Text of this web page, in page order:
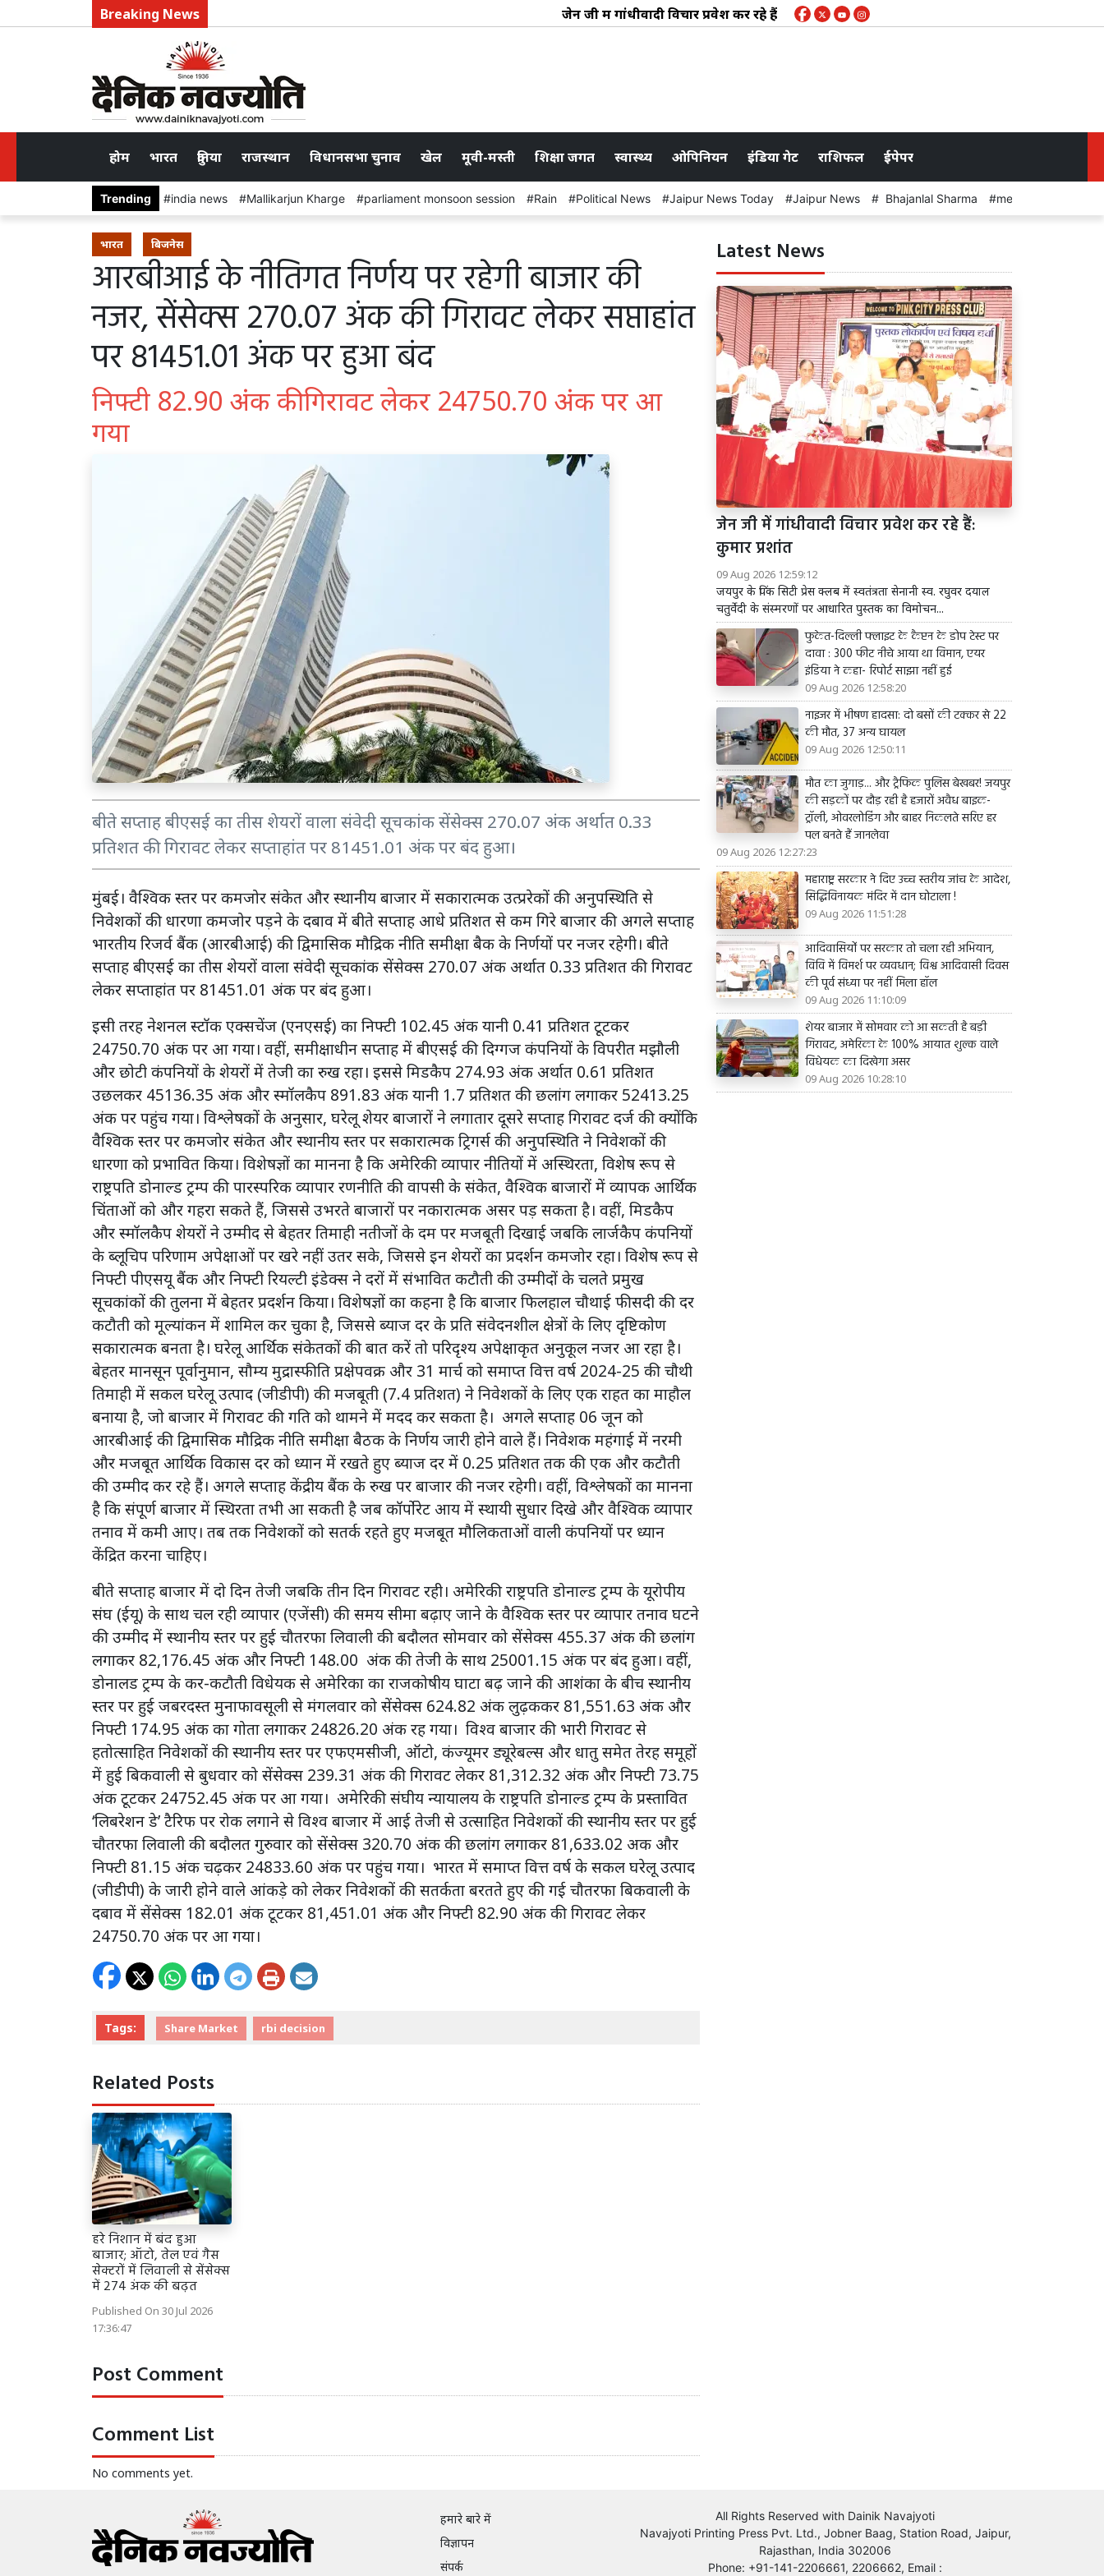
Breaking News जेन जी में गांधीवादी विचार प्रवेश कर रहे हैं: कुमार प्रशांत मौत का जुगाड़... और ट्रैफिक पुलिस बेखबर!
होम भारत दुनिया राजस्थान विधानसभा चुनाव खेल मूवी-मस्ती शिक्षा जगत स्वास्थ्य ओपिनियन इंडिया गेट राशिफल ईपेपर
Trending india news Mallikarjun Kharge parliament monsoon session Rain Political News Jaipur News Today Jaipur News Bhajanlal Sharma meeting
भारत बिजनेस
आरबीआई के नीतिगत निर्णय पर रहेगी बाजार की
नजर, सेंसेक्स 270.07 अंक की गिरावट लेकर सप्ताहांत
पर 81451.01 अंक पर हुआ बंद
निफ्टी 82.90 अंक की गिरावट लेकर 24750.70 अंक पर आ
गया
बीते सप्ताह बीएसई का तीस शेयरों वाला संवेदी सूचकांक सेंसेक्स 270.07 अंक अर्थात 0.33
प्रतिशत की गिरावट लेकर सप्ताहांत पर 81451.01 अंक पर बंद हुआ।
मुंबई। वैश्विक स्तर पर कमजोर संकेत और स्थानीय बाजार में सकारात्मक उत्प्ररेकों की अनुपस्थिति से
निवेशकों की धारणा कमजोर पड़ने के दबाव में बीते सप्ताह आधे प्रतिशत से कम गिरे बाजार की अगले सप्ताह
भारतीय रिजर्व बैंक (आरबीआई) की द्विमासिक मौद्रिक नीति समीक्षा बैक के निर्णयों पर नजर रहेगी। बीते
सप्ताह बीएसई का तीस शेयरों वाला संवेदी सूचकांक सेंसेक्स 270.07 अंक अर्थात 0.33 प्रतिशत की गिरावट
लेकर सप्ताहांत पर 81451.01 अंक पर बंद हुआ।
इसी तरह नेशनल स्टॉक एक्सचेंज (एनएसई) का निफ्टी 102.45 अंक यानी 0.41 प्रतिशत टूटकर
24750.70 अंक पर आ गया। वहीं, समीक्षाधीन सप्ताह में बीएसई की दिग्गज कंपनियों के विपरीत मझौली
और छोटी कंपनियों के शेयरों में तेजी का रुख रहा। इससे मिडकैप 274.93 अंक अर्थात 0.61 प्रतिशत
उछलकर 45136.35 अंक और स्मॉलकैप 891.83 अंक यानी 1.7 प्रतिशत की छलांग लगाकर 52413.25
अंक पर पहुंच गया। विश्लेषकों के अनुसार, घरेलू शेयर बाजारों ने लगातार दूसरे सप्ताह गिरावट दर्ज की क्योंकि
वैश्विक स्तर पर कमजोर संकेत और स्थानीय स्तर पर सकारात्मक ट्रिगर्स की अनुपस्थिति ने निवेशकों की
धारणा को प्रभावित किया। विशेषज्ञों का मानना है कि अमेरिकी व्यापार नीतियों में अस्थिरता, विशेष रूप से
राष्ट्रपति डोनाल्ड ट्रम्प की पारस्परिक व्यापार रणनीति की वापसी के संकेत, वैश्विक बाजारों में व्यापक आर्थिक
चिंताओं को और गहरा सकते हैं, जिससे उभरते बाजारों पर नकारात्मक असर पड़ सकता है। वहीं, मिडकैप
और स्मॉलकैप शेयरों ने उम्मीद से बेहतर तिमाही नतीजों के दम पर मजबूती दिखाई जबकि लार्जकैप कंपनियों
के ब्लूचिप परिणाम अपेक्षाओं पर खरे नहीं उतर सके, जिससे इन शेयरों का प्रदर्शन कमजोर रहा। विशेष रूप से
निफ्टी पीएसयू बैंक और निफ्टी रियल्टी इंडेक्स ने दरों में संभावित कटौती की उम्मीदों के चलते प्रमुख
सूचकांकों की तुलना में बेहतर प्रदर्शन किया। विशेषज्ञों का कहना है कि बाजार फिलहाल चौथाई फीसदी की दर
कटौती को मूल्यांकन में शामिल कर चुका है, जिससे ब्याज दर के प्रति संवेदनशील क्षेत्रों के लिए दृष्टिकोण
सकारात्मक बनता है। घरेलू आर्थिक संकेतकों की बात करें तो परिदृश्य अपेक्षाकृत अनुकूल नजर आ रहा है।
बेहतर मानसून पूर्वानुमान, सौम्य मुद्रास्फीति प्रक्षेपवक्र और 31 मार्च को समाप्त वित्त वर्ष 2024-25 की चौथी
तिमाही में सकल घरेलू उत्पाद (जीडीपी) की मजबूती (7.4 प्रतिशत) ने निवेशकों के लिए एक राहत का माहौल
बनाया है, जो बाजार में गिरावट की गति को थामने में मदद कर सकता है। अगले सप्ताह 06 जून को
आरबीआई की द्विमासिक मौद्रिक नीति समीक्षा बैठक के निर्णय जारी होने वाले हैं। निवेशक महंगाई में नरमी
और मजबूत आर्थिक विकास दर को ध्यान में रखते हुए ब्याज दर में 0.25 प्रतिशत तक की एक और कटौती
की उम्मीद कर रहे हैं। अगले सप्ताह केंद्रीय बैंक के रुख पर बाजार की नजर रहेगी। वहीं, विश्लेषकों का मानना
है कि संपूर्ण बाजार में स्थिरता तभी आ सकती है जब कॉर्पोरेट आय में स्थायी सुधार दिखे और वैश्विक व्यापार
तनाव में कमी आए। तब तक निवेशकों को सतर्क रहते हुए मजबूत मौलिकताओं वाली कंपनियों पर ध्यान
केंद्रित करना चाहिए।
बीते सप्ताह बाजार में दो दिन तेजी जबकि तीन दिन गिरावट रही। अमेरिकी राष्ट्रपति डोनाल्ड ट्रम्प के यूरोपीय
संघ (ईयू) के साथ चल रही व्यापार (एजेंसी) की समय सीमा बढ़ाए जाने के वैश्विक स्तर पर व्यापार तनाव घटने
की उम्मीद में स्थानीय स्तर पर हुई चौतरफा लिवाली की बदौलत सोमवार को सेंसेक्स 455.37 अंक की छलांग
लगाकर 82,176.45 अंक और निफ्टी 148.00 अंक की तेजी के साथ 25001.15 अंक पर बंद हुआ। वहीं,
डोनालड ट्रम्प के कर-कटौती विधेयक से अमेरिका का राजकोषीय घाटा बढ़ जाने की आशंका के बीच स्थानीय
स्तर पर हुई जबरदस्त मुनाफावसूली से मंगलवार को सेंसेक्स 624.82 अंक लुढ़ककर 81,551.63 अंक और
निफ्टी 174.95 अंक का गोता लगाकर 24826.20 अंक रह गया। विश्व बाजार की भारी गिरावट से
हतोत्साहित निवेशकों की स्थानीय स्तर पर एफएमसीजी, ऑटो, कंज्यूमर ड्यूरेबल्स और धातु समेत तेरह समूहों
में हुई बिकवाली से बुधवार को सेंसेक्स 239.31 अंक की गिरावट लेकर 81,312.32 अंक और निफ्टी 73.75
अंक टूटकर 24752.45 अंक पर आ गया। अमेरिकी संघीय न्यायालय के राष्ट्रपति डोनाल्ड ट्रम्प के प्रस्तावित
‘लिबरेशन डे’ टैरिफ पर रोक लगाने से विश्व बाजार में आई तेजी से उत्साहित निवेशकों की स्थानीय स्तर पर हुई
चौतरफा लिवाली की बदौलत गुरुवार को सेंसेक्स 320.70 अंक की छलांग लगाकर 81,633.02 अक और
निफ्टी 81.15 अंक चढ़कर 24833.60 अंक पर पहुंच गया। भारत में समाप्त वित्त वर्ष के सकल घरेलू उत्पाद
(जीडीपी) के जारी होने वाले आंकड़े को लेकर निवेशकों की सतर्कता बरतते हुए की गई चौतरफा बिकवाली के
दबाव में सेंसेक्स 182.01 अंक टूटकर 81,451.01 अंक और निफ्टी 82.90 अंक की गिरावट लेकर
24750.70 अंक पर आ गया।
Tags: Share Market rbi decision
Related Posts
हरे निशान में बंद हुआ
बाजार; ऑटो, तेल एवं गैस
सेक्टरों में लिवाली से सेंसेक्स
में 274 अंक की बढ़त
Published On 30 Jul 2026
17:36:47
Post Comment
Comment List
No comments yet.
Latest News
जेन जी में गांधीवादी विचार प्रवेश कर रहे हैं:
कुमार प्रशांत
09 Aug 2026 12:59:12
जयपुर के पिंक सिटी प्रेस क्लब में स्वतंत्रता सेनानी स्व. रघुवर दयाल
चतुर्वेदी के संस्मरणों पर आधारित पुस्तक का विमोचन...
फुकेत-दिल्ली फ्लाइट के कैप्टन के डोप टेस्ट पर
दावा : 300 फीट नीचे आया था विमान, एयर
इंडिया ने कहा- रिपोर्ट साझा नहीं हुई
09 Aug 2026 12:58:20
नाइजर में भीषण हादसा: दो बसों की टक्कर से 22
की मौत, 37 अन्य घायल
09 Aug 2026 12:50:11
मौत का जुगाड़... और ट्रैफिक पुलिस बेखबर! जयपुर
की सड़कों पर दौड़ रही है हजारों अवैध बाइक-
ट्रॉली, ओवरलोडिंग और बाहर निकलते सरिए हर
पल बनते हैं जानलेवा
09 Aug 2026 12:27:23
महाराष्ट्र सरकार ने दिए उच्च स्तरीय जांच के आदेश,
सिद्धिविनायक मंदिर में दान घोटाला !
09 Aug 2026 11:51:28
आदिवासियोंं पर सरकार तो चला रही अभियान,
विवि में विमर्श पर व्यवधान; विश्व आदिवासी दिवस
की पूर्व संध्या पर नहीं मिला हॉल
09 Aug 2026 11:10:09
शेयर बाजार में सोमवार को आ सकती है बड़ी
गिरावट, अमेरिका के 100% आयात शुल्क वाले
विधेयक का दिखेगा असर
09 Aug 2026 10:28:10
हमारे बारे में
विज्ञापन
संपर्क
All Rights Reserved with Dainik Navajyoti
Navajyoti Printing Press Pvt. Ltd., Jobner Baag, Station Road, Jaipur,
Rajasthan, India 302006
Phone: +91-141-2206661, 2206662, Email :